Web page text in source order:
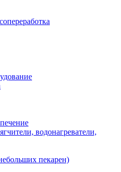
водонагреватели,
пекарен)